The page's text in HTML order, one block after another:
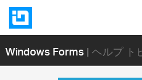
Windows Forms| ヘルプ ト